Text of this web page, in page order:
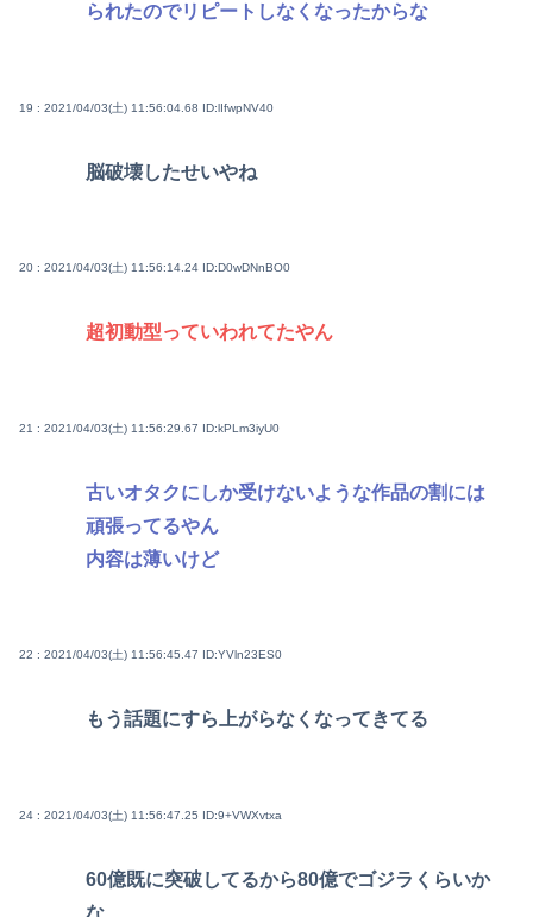
られたのでリピートしなくなったからな
19 : 2021/04/03(土) 11:56:04.68 ID:lIfwpNV40
脳破壊したせいやね
20 : 2021/04/03(土) 11:56:14.24 ID:D0wDNnBO0
超初動型っていわれてたやん
21 : 2021/04/03(土) 11:56:29.67 ID:kPLm3iyU0
古いオタクにしか受けないような作品の割には
頑張ってるやん
内容は薄いけど
22 : 2021/04/03(土) 11:56:45.47 ID:YVln23ES0
もう話題にすら上がらなくなってきてる
24 : 2021/04/03(土) 11:56:47.25 ID:9+VWXvtxa
60億既に突破してるから80億でゴジラくらいか
な